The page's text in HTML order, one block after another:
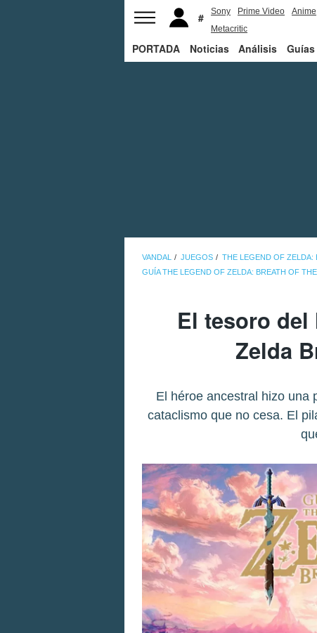
Sony Prime Video
Anime
Metacritic
PORTADA Noticias Análisis Guías
VANDAL JUEGOS
THE LEGEND OF ZELDA:
GUÍA THE LEGEND OF ZELDA: BREATH OF
El tesoro del
Zelda
El héroe ancestral hizo una
cataclismo que no cesa. El